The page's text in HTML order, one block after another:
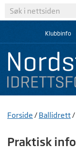
Klubbinfo
Forside / Ballidrett/
Praktisk info